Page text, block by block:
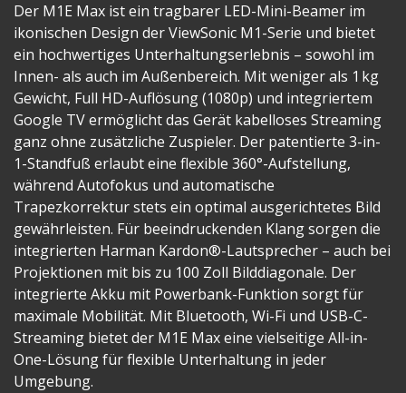
Der M1E Max ist ein tragbarer LED-Mini-Beamer im
ikonischen Design der ViewSonic M1-Serie und bietet
ein hochwertiges Unterhaltungserlebnis – sowohl im
Innen- als auch im Außenbereich. Mit weniger als 1 kg
Gewicht, Full HD-Auflösung (1080p) und integriertem
Google TV ermöglicht das Gerät kabelloses Streaming
ganz ohne zusätzliche Zuspieler. Der patentierte 3-in-
1-Standfuß erlaubt eine flexible 360°-Aufstellung,
während Autofokus und automatische
Trapezkorrektur stets ein optimal ausgerichtetes Bild
gewährleisten. Für beeindruckenden Klang sorgen die
integrierten Harman Kardon®-Lautsprecher – auch bei
Projektionen mit bis zu 100 Zoll Bilddiagonale. Der
integrierte Akku mit Powerbank-Funktion sorgt für
maximale Mobilität. Mit Bluetooth, Wi-Fi und USB-C-
Streaming bietet der M1E Max eine vielseitige All-in-
One-Lösung für flexible Unterhaltung in jeder
Umgebung.